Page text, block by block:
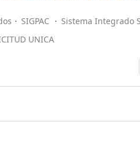
SIGPAC
Sistema Integrado
UNICA